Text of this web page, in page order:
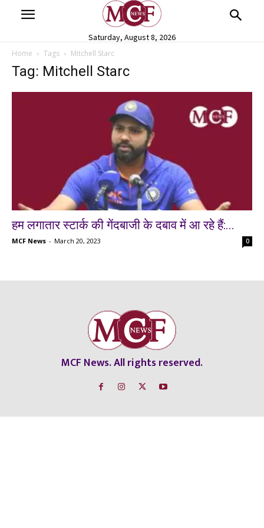
Saturday, August 8, 2026
Home Tags Mitchell Starc
Tag: Mitchell Starc
हम लगातार स्टार्क की गेंदबाजी के दबाव में आ रहे हैं:...
MCF News - March 20, 2023 0
MCF News. All rights reserved.